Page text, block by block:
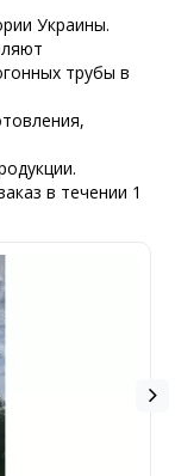
Украины.
трубы в
в течении 1